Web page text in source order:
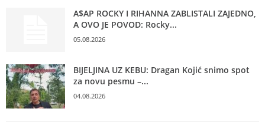
A$AP ROCKY I RIHANNA ZABLISTALI ZAJEDNO,
A OVO JE POVOD: Rocky...
05.08.2026
BIJELJINA UZ KEBU: Dragan Kojić snimo spot
za novu pesmu –...
04.08.2026